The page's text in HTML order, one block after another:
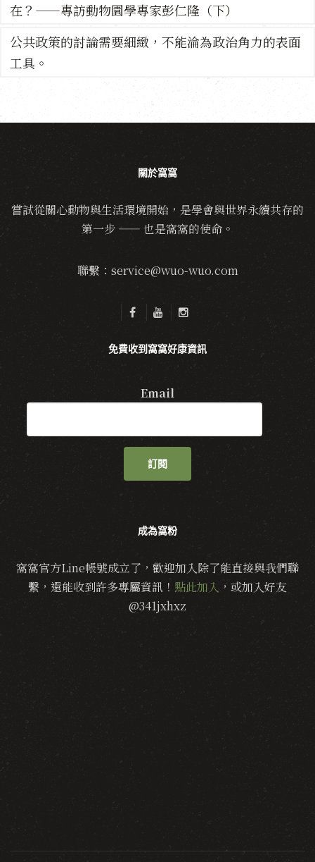
在？——專訪動物園學專家彭仁隆（下）
公共政策的討論需要細緻，不能淪為政治角力的表面
工具。
關於窩窩
嘗試從關心動物與生活環境開始，是學會與世界永續共存的
第一步 —— 也是窩窩的使命。
聯繫：service@wuo-wuo.com
免費收到窩窩好康資訊
Email
訂閱
成為窩粉
窩窩官方Line帳號成立了，歡迎加入除了能直接與我們聯
繫，還能收到許多專屬資訊！ 點此加入 ，或加入好友
@341jxhxz